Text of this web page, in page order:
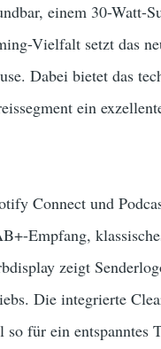
einem 30-Watt-
Vielfalt setzt das
Dabei bietet das
ein
Connect und
Empfang,
zeigt
Die integrierte
für ein entspanntes